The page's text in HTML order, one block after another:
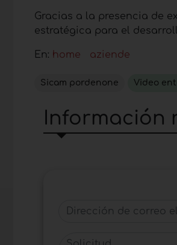
Gracias a la presencia de
estratégica para el
En: home aziende
Sicam pordenone Video
Información
Dirección de correo
Solicitud